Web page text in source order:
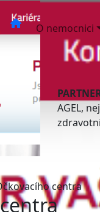
O nemocnici
AGEL,
centra